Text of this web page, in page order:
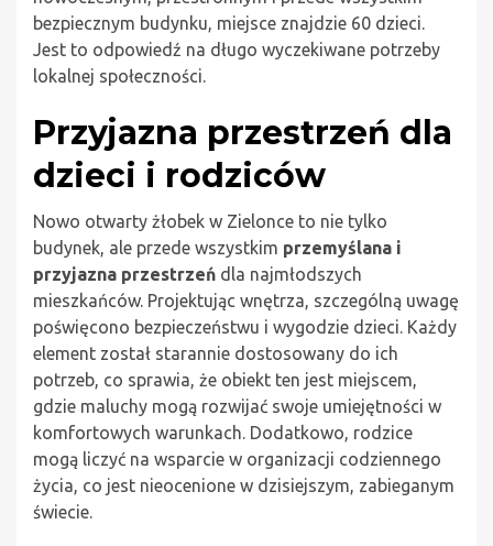
bezpiecznym budynku, miejsce znajdzie 60 dzieci.
Jest to odpowiedź na długo wyczekiwane potrzeby
lokalnej społeczności.
Przyjazna przestrzeń dla
dzieci i rodziców
Nowo otwarty żłobek w Zielonce to nie tylko
budynek, ale przede wszystkim przemyślana i
przyjazna przestrzeń dla najmłodszych
mieszkańców. Projektując wnętrza, szczególną uwagę
poświęcono bezpieczeństwu i wygodzie dzieci. Każdy
element został starannie dostosowany do ich
potrzeb, co sprawia, że obiekt ten jest miejscem,
gdzie maluchy mogą rozwijać swoje umiejętności w
komfortowych warunkach. Dodatkowo, rodzice
mogą liczyć na wsparcie w organizacji codziennego
życia, co jest nieocenione w dzisiejszym, zabieganym
świecie.